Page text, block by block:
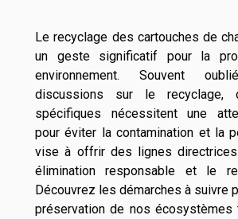
Le recyclage des cartouches de
un geste significatif pour la
environnement. Souvent
discussions sur le recyclage,
spécifiques nécessitent une
pour éviter la contamination et la
vise à offrir des lignes
élimination responsable et le
Découvrez les démarches à suivre
préservation de nos écosystèmes